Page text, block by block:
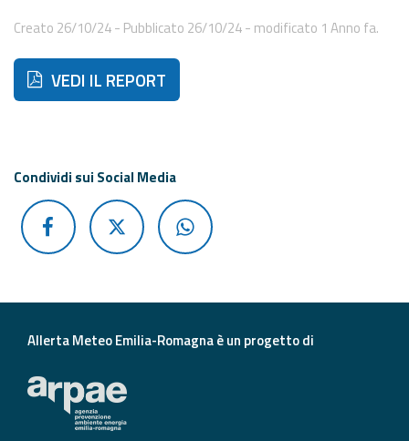
Dati osservati
Radar meteo
Strumenti
Operativi
Report
Aggiornamenti
utili
Domande
Creato 26/10/24 - Pubblicato 26/10/24 - modificato 1 Anno fa.
Di seguito ulteriori risorse e strumenti utili correlati a
VEDI IL REPORT
Condividi sui Social Media
Allerta Meteo Emilia-Romagna è un progetto di